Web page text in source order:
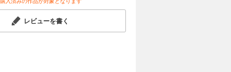
ったり、自分の夢を叶えようと努力
のチャレンジを応援したい作品で
レビューを書く